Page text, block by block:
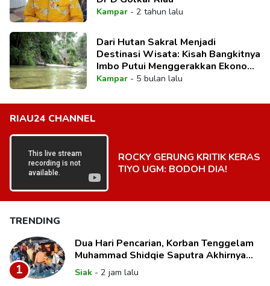
Kampar- 2 tahun lalu
Dari Hutan Sakral Menjadi
Destinasi Wisata: Kisah Bangkitnya
Imbo Putui Menggerakkan Ekonomi
Desa
Kampar- 5 bulan lalu
RIAU24 CHANNEL
ROCKY GERUNG KRITIK KERAS
TIYO UGM: BODOH DIA!
TRENDING
1
Dua Hari Pencarian, Korban Tenggelam
Muhammad Shidqie Saputra Akhirnya
Ditemukan
Siak - 2 jam lalu